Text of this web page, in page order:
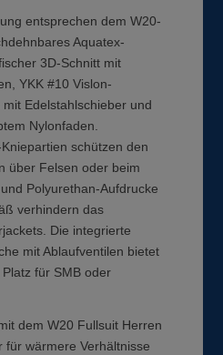
entsprechen dem W20-
Aquatex-
3D-Schnitt mit
YKK #10 Vislon-
Edelstahlschieber und
Nylonfaden.
schützen den
über Felsen oder beim
Polyurethan-Aufdrucke
verhindern das
Die integrierte
mit Ablaufventilen bietet
für SMB oder
dem W20 Fullsuit Herren
für wärmere Verhältnisse